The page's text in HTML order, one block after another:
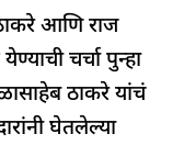
eआणि राज
चर्चा पुन्हा
ठाकरे यांचं
घेतलेल्या